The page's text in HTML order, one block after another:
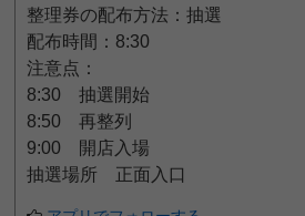
整理券の配布方法：抽選
配布時間：8:30
注意点：
8:30 抽選開始
8:50 再整列
9:00 開店入場
抽選場所 正面入口